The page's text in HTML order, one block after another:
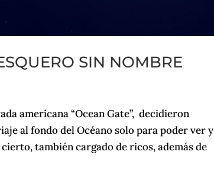
SIN NOMBRE
americana “Ocean Gate”, decidieron
al fondo del Océano solo para poder ver y
también cargado de ricos, además de